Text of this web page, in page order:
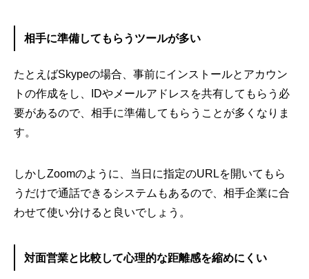
相手に準備してもらうツールが多い
たとえばSkypeの場合、事前にインストールとアカウン
トの作成をし、IDやメールアドレスを共有してもらう必
要があるので、相手に準備してもらうことが多くなりま
す。
しかしZoomのように、当日に指定のURLを開いてもら
うだけで通話できるシステムもあるので、相手企業に合
わせて使い分けると良いでしょう。
対面営業と比較して心理的な距離感を縮めにくい